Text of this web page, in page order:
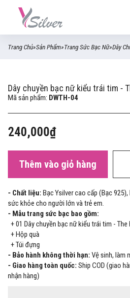
Trang Chủ»Sản Phẩm»Trang Sức Bạc Nữ»Dây
Dây chuyền bạc nữ kiểu trái tim -
Mã sản phẩm: DWTH-04
240,000₫
Thêm vào giỏ hàng
- Chất liệu: Bạc Ysilver cao cấp (Bạc
sức khỏe cho người lớn và trẻ em.
- Mẫu trang sức bạc bao gồm:
+ 01 Dây chuyền bạc nữ kiểu trái tim - The
+ Hộp quà
+ Túi đựng
- Bảo hành không thời hạn: Vệ sinh, làm
- Giao hàng toàn quốc: Ship COD (giao
nhận hàng)